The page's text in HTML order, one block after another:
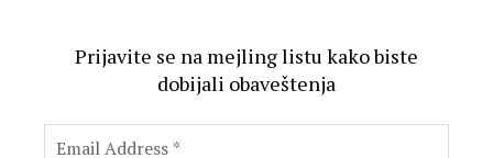
Prijavite se na mejling listu kako biste
dobijali obaveštenja